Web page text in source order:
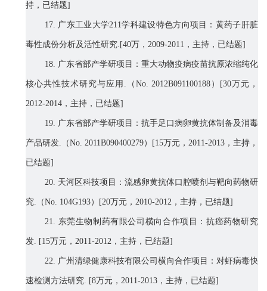
持，已结题]
17. 广东工业大学211学科建设特色方向项目：黄药子肝脏
毒性成份分析及活性研究.[40万， 2009-2011 ，主持，已结题]
18. 广东省部产学研项目：重大动物疫病疫苗抗原浓缩纯化
核心共性技术研究与应用 . （ No. 2012B091100188 ） [30万元，
2012-2014 ，主持，已结题]
19. 广东省部产学研项目：抗手足口病卵黄抗体制备及消毒
产品研发. （No. 2011B090400279） [15万元， 2011-2013 ，主持，
已结题]
20. 天河区科技项目：流感卵黄抗体口腔喷剂与靶向药物研
究. （No. 104G193） [20万元， 2010-2012 ，主持，已结题]
21. 东莞生物制药有限公司横向合作项目：抗癌药物研究
发. [15万元， 2011-2012 ，主持，已结题]
22. 广州清绿健康科技有限公司横向合作项目：对虾病毒快
速检测方法研究. [8万元， 2011-2013 ，主持，已结题]